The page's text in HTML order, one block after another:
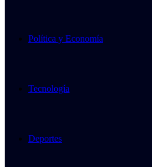
Política y Economía
Tecnología
Deportes